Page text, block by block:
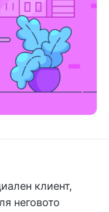
клиент,
неговото